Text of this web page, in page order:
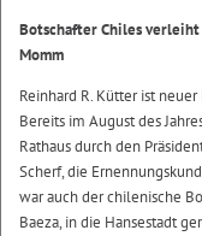
Botschafter Chiles verleiht
Momm
Reinhard R. Kütter ist
Bereits im August des
Rathaus durch den
Scherf, die
war auch der chilenische
Baeza, in die Hansestadt